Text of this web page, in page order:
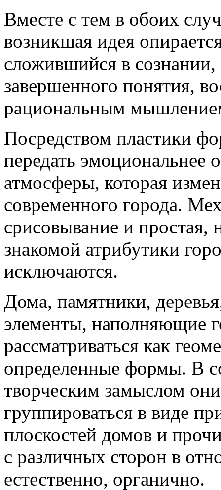
Вместе с тем в обоих
возникшая идея
сложившийся в сознании,
завершенного понятия,
рациональным
Посредством пластики
передать
атмосферы, которая
современного города.
срисовывание и простая,
знакомой атрибутики
исключаются.
Дома, памятники,
элементы, наполняющие
рассматриваться как
определенные формы. В
творческим замыслом
группироваться в виде
плоскостей домов и
с различных сторон в
естественно, органично.